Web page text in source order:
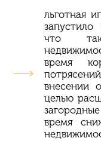
льготная
запустило
что
время
внесении
целью
время